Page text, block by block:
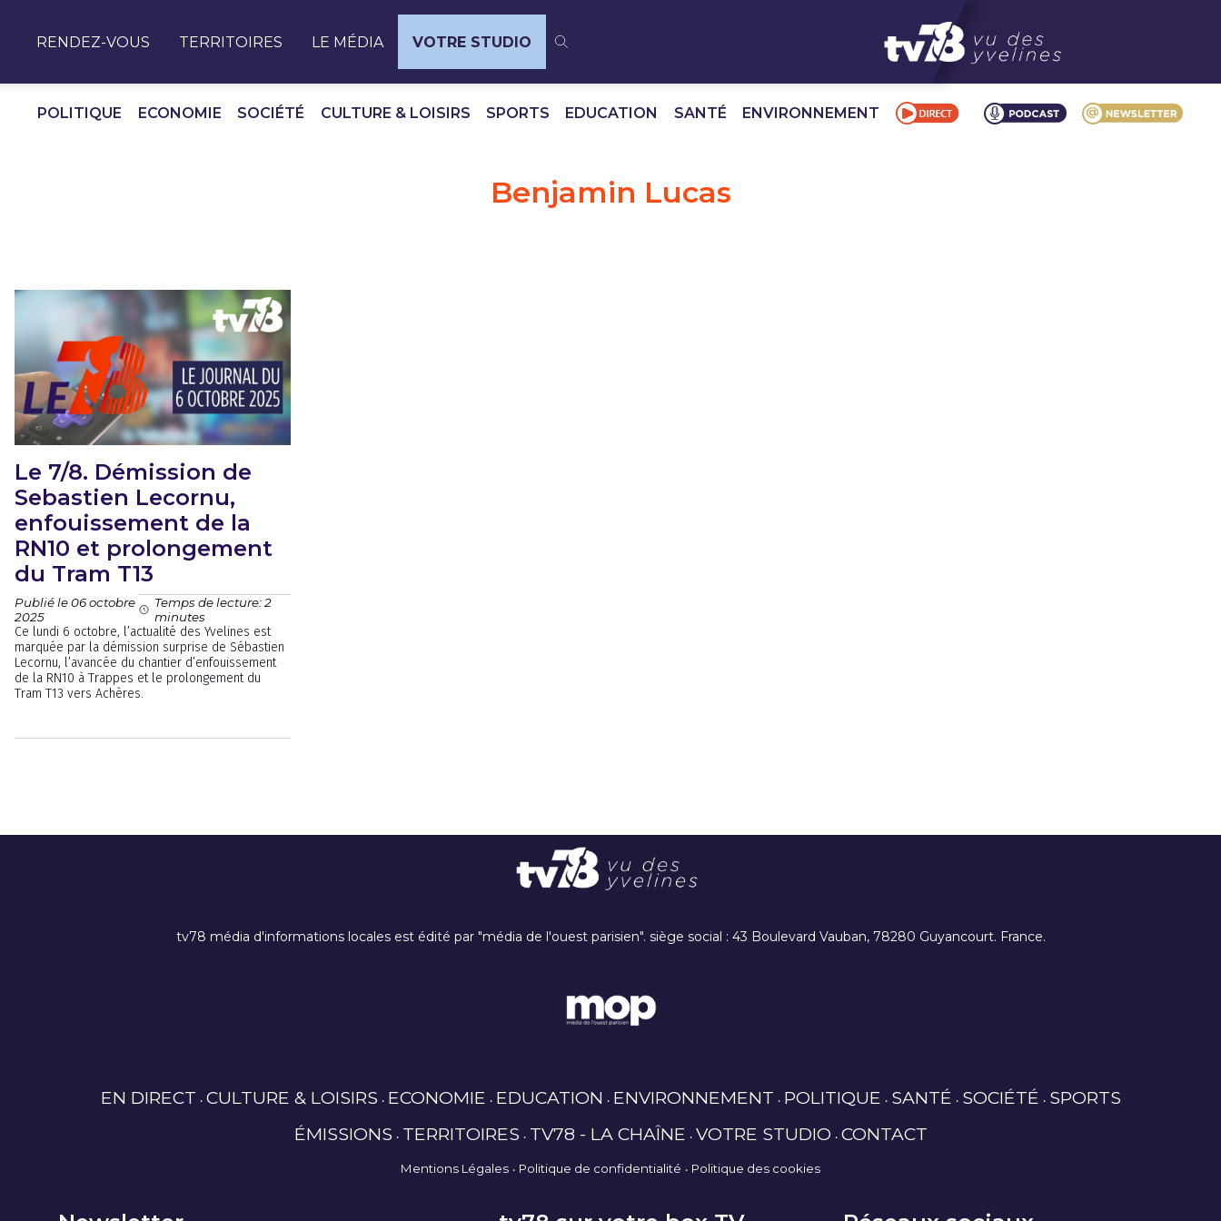
RENDEZ-VOUS TERRITOIRES LE MÉDIA VOTRE STUDIO
POLITIQUE ECONOMIE SOCIÉTÉ CULTURE & LOISIRS SPORTS EDUCATION SANTÉ ENVIRONNEMENT
Benjamin Lucas
Le 7/8. Démission de
Sebastien Lecornu,
enfouissement de la
RN10 et prolongement
du Tram T13
Publié le 06 octobre
2025
Temps de lecture: 2
minutes
Ce lundi 6 octobre, l’actualité des Yvelines est
marquée par la démission surprise de Sébastien
Lecornu, l’avancée du chantier d’enfouissement
de la RN10 à Trappes et le prolongement du
Tram T13 vers Achères.
tv78 média d'informations locales est édité par "média de l'ouest parisien". siège social : 43 Boulevard Vauban, 78280 Guyancourt. France.
EN DIRECT CULTURE & LOISIRS ECONOMIE EDUCATION ENVIRONNEMENT POLITIQUE SANTÉ SOCIÉTÉ SPORTS
ÉMISSIONS TERRITOIRES TV78 - LA CHAÎNE VOTRE STUDIO CONTACT
Mentions Légales Politique de confidentialité Politique des cookies